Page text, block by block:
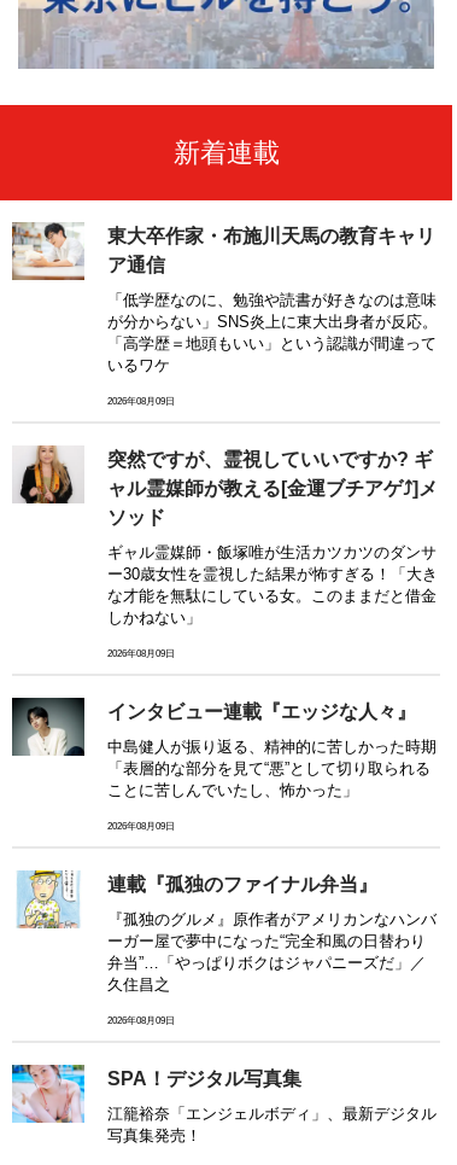
新着連載
東大卒作家・布施川天馬の教育キャリ
ア通信
「低学歴なのに、勉強や読書が好きなのは意味
が分からない」SNS炎上に東大出身者が反応。
「高学歴＝地頭もいい」という認識が間違って
いるワケ
2026年08月09日
突然ですが、霊視していいですか? ギ
ャル霊媒師が教える[金運ブチアゲ⤴]メ
ソッド
ギャル霊媒師・飯塚唯が生活カツカツのダンサ
ー30歳女性を霊視した結果が怖すぎる！「大き
な才能を無駄にしている女。このままだと借金
しかねない」
2026年08月09日
インタビュー連載『エッジな人々』
中島健人が振り返る、精神的に苦しかった時期
「表層的な部分を見て“悪”として切り取られる
ことに苦しんでいたし、怖かった」
2026年08月09日
連載『孤独のファイナル弁当』
『孤独のグルメ』原作者がアメリカンなハンバ
ーガー屋で夢中になった“完全和風の日替わり
弁当”…「やっぱりボクはジャパニーズだ」／
久住昌之
2026年08月09日
SPA！デジタル写真集
江籠裕奈「エンジェルボディ」、最新デジタル
写真集発売！